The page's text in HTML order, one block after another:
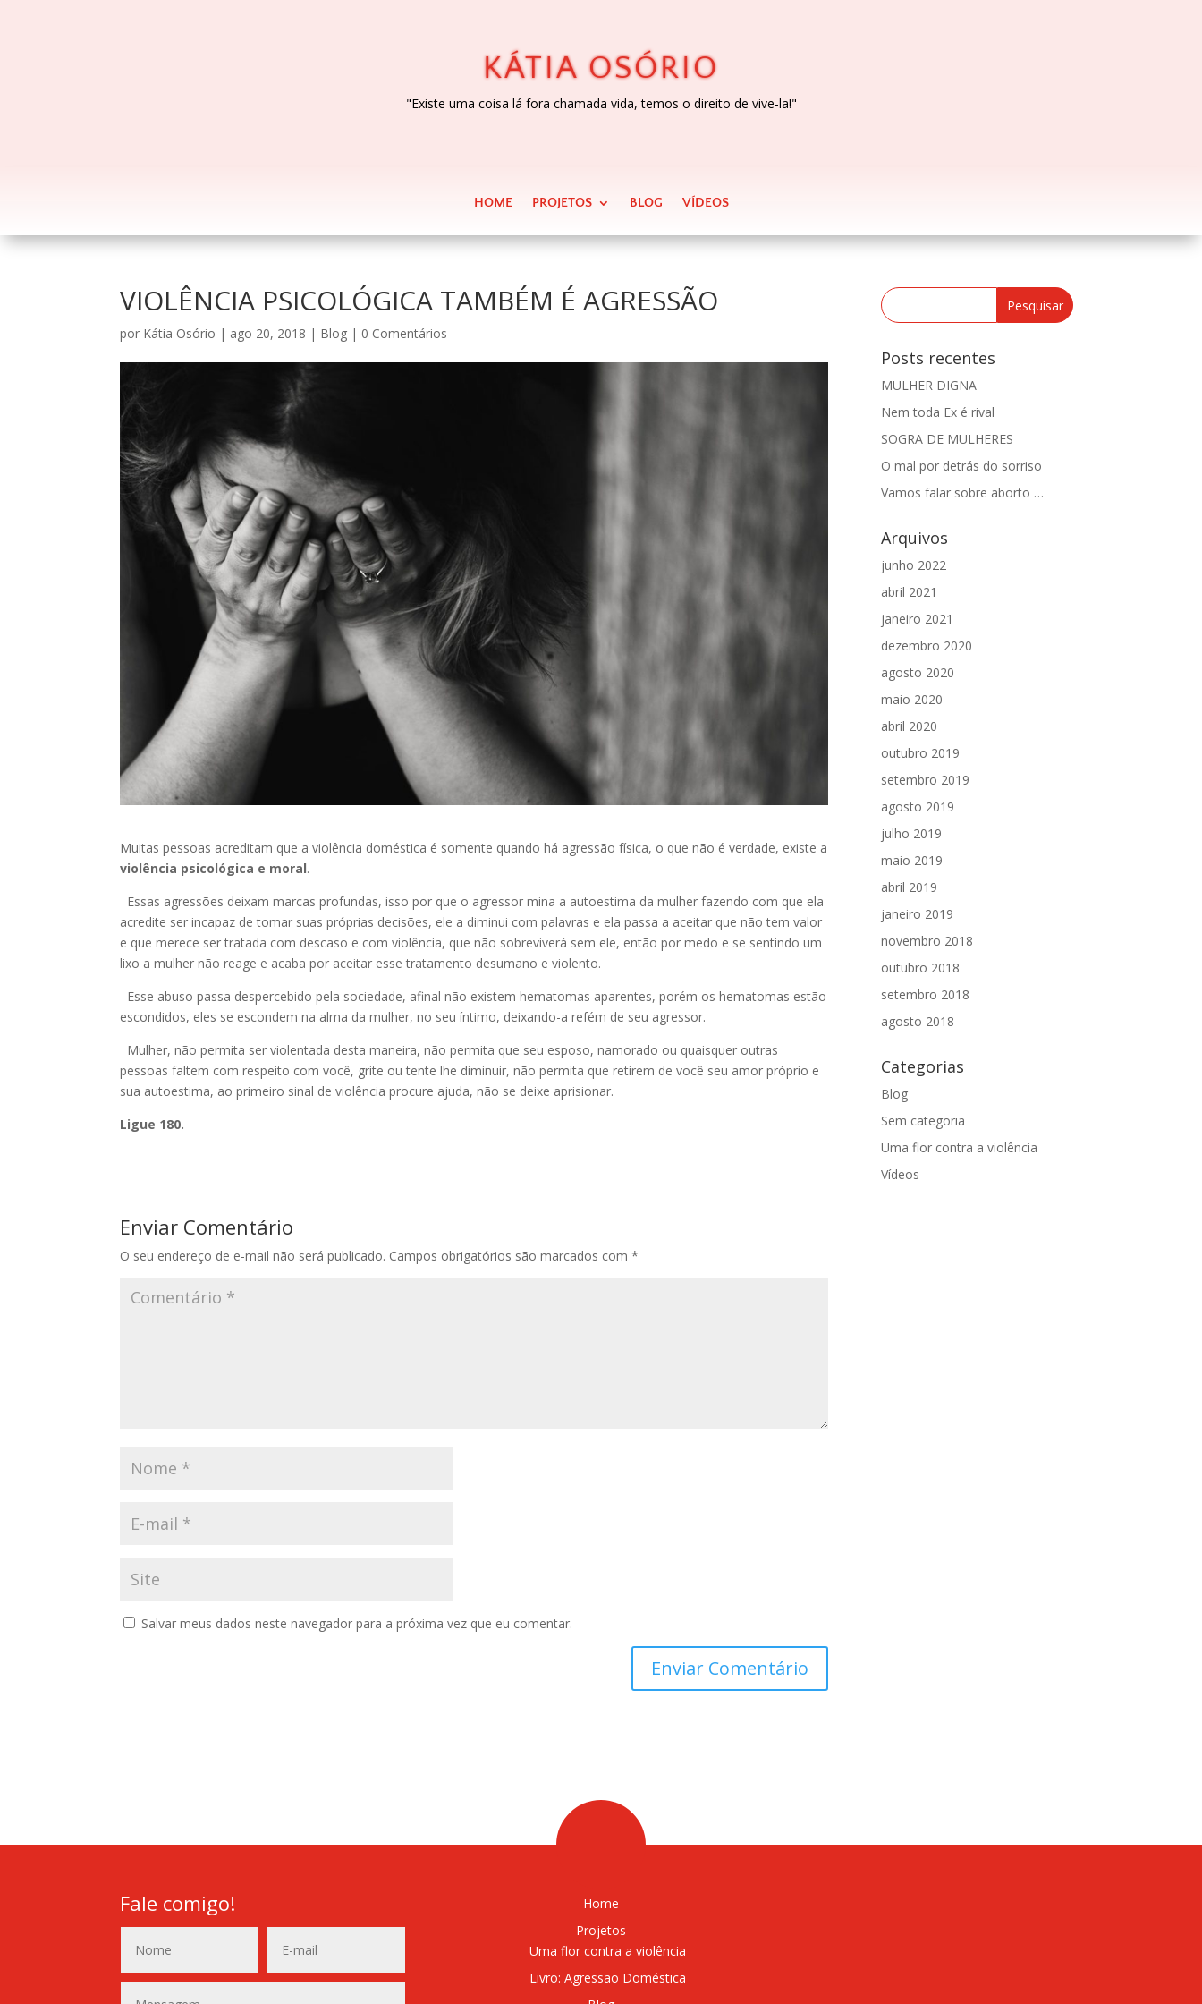
KÁTIA OSÓRIO
"Existe uma coisa lá fora chamada vida, temos o direito de vive-la!"
HOME PROJETOS BLOG VÍDEOS
VIOLÊNCIA PSICOLÓGICA TAMBÉM É AGRESSÃO
por Kátia Osório | ago 20, 2018 | Blog | 0 Comentários
Muitas pessoas acreditam que a violência doméstica é somente quando há agressão física, o que não é verdade, existe a
violência psicológica e moral.
Essas agressões deixam marcas profundas, isso por que o agressor mina a autoestima da mulher fazendo com que ela
acredite ser incapaz de tomar suas próprias decisões, ele a diminui com palavras e ela passa a aceitar que não tem valor
e que merece ser tratada com descaso e com violência, que não sobreviverá sem ele, então por medo e se sentindo um
lixo a mulher não reage e acaba por aceitar esse tratamento desumano e violento.
Esse abuso passa despercebido pela sociedade, afinal não existem hematomas aparentes, porém os hematomas estão
escondidos, eles se escondem na alma da mulher, no seu íntimo, deixando-a refém de seu agressor.
Mulher, não permita ser violentada desta maneira, não permita que seu esposo, namorado ou quaisquer outras
pessoas faltem com respeito com você, grite ou tente lhe diminuir, não permita que retirem de você seu amor próprio e
sua autoestima, ao primeiro sinal de violência procure ajuda, não se deixe aprisionar.
Ligue 180.
Enviar Comentário
O seu endereço de e-mail não será publicado. Campos obrigatórios são marcados com*
Salvar meus dados neste navegador para a próxima vez que eu comentar.
Posts recentes
MULHER DIGNA
Nem toda Ex é rival
SOGRA DE MULHERES
O mal por detrás do sorriso
Vamos falar sobre aborto …
Arquivos
junho 2022
abril 2021
janeiro 2021
dezembro 2020
agosto 2020
maio 2020
abril 2020
outubro 2019
setembro 2019
agosto 2019
julho 2019
maio 2019
abril 2019
janeiro 2019
novembro 2018
outubro 2018
setembro 2018
agosto 2018
Categorias
Blog
Sem categoria
Uma flor contra a violência
Vídeos
Fale comigo!
Home
Projetos
Uma flor contra a violência
Livro: Agressão Doméstica